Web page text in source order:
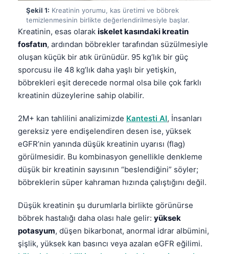
Şekil 1: Kreatinin yorumu, kas üretimi ve böbrek
temizlenmesinin birlikte değerlendirilmesiyle başlar.
Kreatinin, esas olarak iskelet kasındaki kreatin
fosfatın, ardından böbrekler tarafından süzülmesiyle
oluşan küçük bir atık ürünüdür. 95 kg’lık bir güç
sporcusu ile 48 kg’lık daha yaşlı bir yetişkin,
böbrekleri eşit derecede normal olsa bile çok farklı
kreatinin düzeylerine sahip olabilir.
2M+ kan tahlilini analizimizde Kantesti AI, İnsanları
gereksiz yere endişelendiren desen ise, yüksek
eGFR’nin yanında düşük kreatinin uyarısı (flag)
görülmesidir. Bu kombinasyon genellikle denkleme
düşük bir kreatinin sayısının “beslendiğini” söyler;
böbreklerin süper kahraman hızında çalıştığını değil.
Düşük kreatinin şu durumlarla birlikte görünürse
böbrek hastalığı daha olası hale gelir: yüksek
potasyum, düşen bikarbonat, anormal idrar albümini,
şişlik, yüksek kan basıncı veya azalan eGFR eğilimi.